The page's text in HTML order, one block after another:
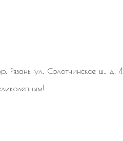
Рязань, ул. Солотчинское ш., д.